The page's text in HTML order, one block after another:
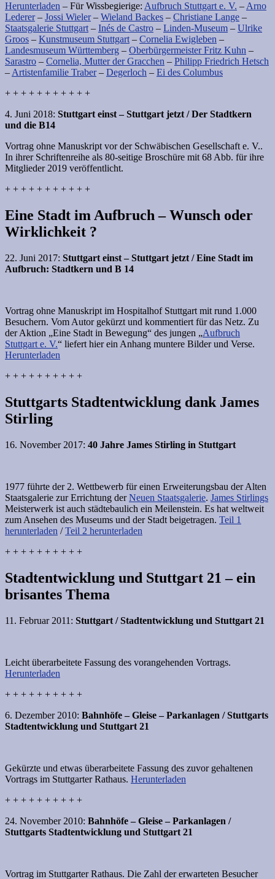
Herunterladen – Für Wissbegierige: Aufbruch Stuttgart e. V. – Arno
Lederer– Jossi Wieler– Wieland Backes – Christiane Lange –
Staatsgalerie Stuttgart – Inés de Castro – Linden-Museum – Ulrike
Groos – Kunstmuseum Stuttgart – Cornelia Ewigleben –
Landesmuseum Württemberg – Oberbürgermeister Fritz Kuhn –
Sarastro – Cornelia, Mutter der Gracchen – Philipp Friedrich Hetsch
– Artistenfamilie Traber– Degerloch – Ei des Columbus
+ + + + + + + + + + +
4. Juni 2018: Stuttgart einst – Stuttgart jetzt / Der Stadtkern
und die B14
Vortrag ohne Manuskript vor der Schwäbischen Gesellschaft e. V..
In ihrer Schriftenreihe als 80-seitige Broschüre mit 68 Abb. für ihre
Mitglieder 2019 veröffentlicht.
+ + + + + + + + + + +
Eine Stadt im Aufbruch – Wunsch oder
Wirklichkeit ?
22. Juni 2017: Stuttgart einst – Stuttgart jetzt /Eine Stadt im
Aufbruch: Stadtkern und B 14
Vortrag ohne Manuskript im Hospitalhof Stuttgart mit rund 1.000
Besuchern. Vom Autor gekürzt und kommentiert für das Netz. Zu
der Aktion „Eine Stadt in Bewegung“ des jungen „Aufbruch
Stuttgart e. V.“ liefert hier ein Anhang muntere Bilder und Verse.
Herunterladen
+ + + + + + + + + +
Stuttgarts Stadtentwicklung dank James
Stirling
16. November 2017: 40 Jahre James Stirling in Stuttgart
1977 führte der 2. Wettbewerb für einen Erweiterungsbau der Alten
Staatsgalerie zur Errichtung derNeuen Staatsgalerie. James Stirlings
Meisterwerk ist auch städtebaulich ein Meilenstein. Es hat weltweit
zum Ansehen des Museums und der Stadt beigetragen. Teil 1
herunterladen /Teil 2 herunterladen
+ + + + + + + + + +
Stadtentwicklung und Stuttgart 21 – ein
brisantes Thema
11. Februar 2011: Stuttgart / Stadtentwicklung und Stuttgart 21
Leicht überarbeitete Fassung des vorangehenden Vortrags.
Herunterladen
+ + + + + + + + + +
6. Dezember 2010: Bahnhöfe – Gleise – Parkanlagen / Stuttgarts
Stadtentwicklung und Stuttgart 21
Gekürzte und etwas überarbeitete Fassung des zuvor gehaltenen
Vortrags im Stuttgarter Rathaus. Herunterladen
+ + + + + + + + + +
24. November 2010: Bahnhöfe – Gleise – Parkanlagen /
Stuttgarts Stadtentwicklung und Stuttgart 21
Vortrag im Stuttgarter Rathaus. Die Zahl der erwarteten Besucher